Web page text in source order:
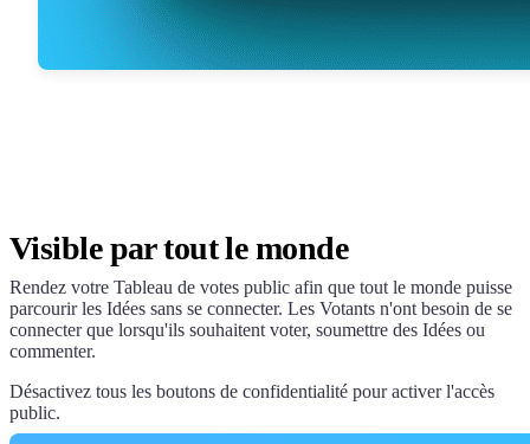
Visible par tout le monde
Rendez votre Tableau de votes public afin que tout le monde puisse
parcourir les Idées sans se connecter. Les Votants n'ont besoin de se
connecter que lorsqu'ils souhaitent voter, soumettre des Idées ou
commenter.
Désactivez tous les boutons de confidentialité pour activer l'accès
public.